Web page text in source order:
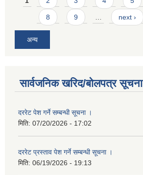
8 9 next ›
अन्य
सार्वजनिक खरिद/बोलपत्र सूचना
दररेट पेश गर्ने सम्बन्धी सूचना ।
मिति: 07/20/2026 - 17:02
दररेट प्रस्ताव पेश गर्ने सम्बन्धी सूचना ।
मिति: 06/19/2026 - 19:13